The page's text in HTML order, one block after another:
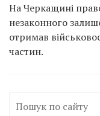
На Черкащині
незаконного
отримав
частин.